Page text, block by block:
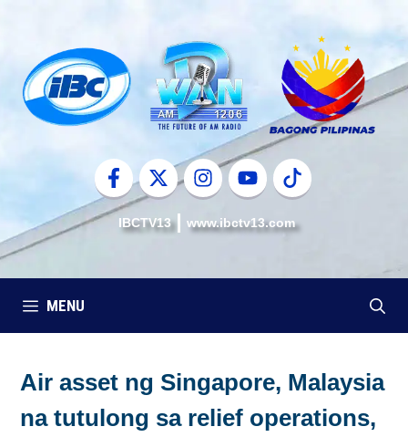
content
IBCTV13 www.ibctv13.com
MENU
Air asset ng Singapore, Malaysia
na tutulong sa relief operations,